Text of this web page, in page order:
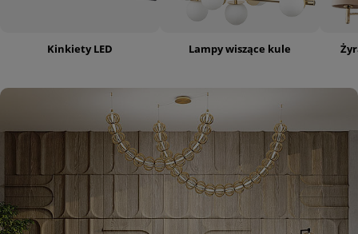
Kinkiety LED Lampy wiszące kule